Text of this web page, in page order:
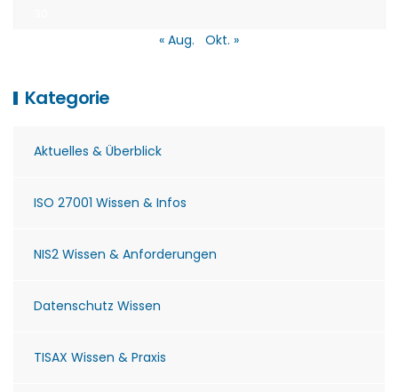
« Aug. Okt. »
Kategorie
Aktuelles & Überblick
ISO 27001 Wissen & Infos
NIS2 Wissen & Anforderungen
Datenschutz Wissen
TISAX Wissen & Praxis